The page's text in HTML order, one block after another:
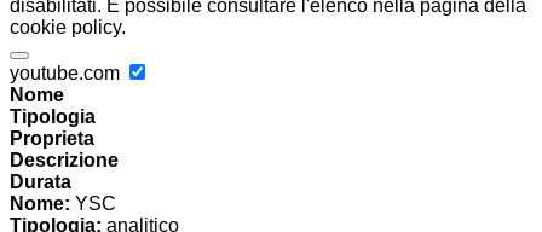
disabilitati. È possibile consultare l'elenco nella pagina della
cookie policy.
youtube.com
Nome
Tipologia
Proprieta
Descrizione
Durata
Nome: YSC
Tipologia: analitico